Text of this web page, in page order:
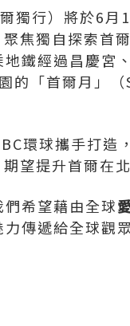
獨行）將於6月
焦獨自探索首
鐵經過昌慶宮
「首爾月」（
環球攜手打造
望提升首爾在
希望藉由全球
傳遞給全球觀